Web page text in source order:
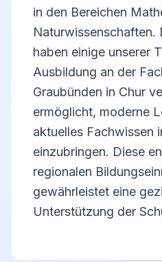
in den Bereichen
Naturwissenschaften.
haben einige unserer
Ausbildung an der
Graubünden in Chur
ermöglicht, moderne
aktuelles Fachwissen
einzubringen. Diese
regionalen
gewährleistet eine
Unterstützung der